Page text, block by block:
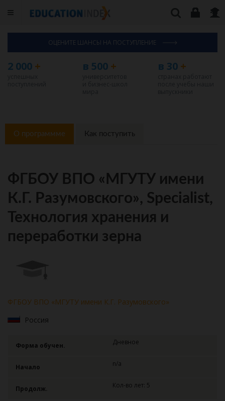
ОЦЕНИТЕ ШАНСЫ НА ПОСТУПЛЕНИЕ
2 000 + в 500 + в 30+
О программме Как поступить
ФГБОУ ВПО «МГУТУ имени
К.Г. Разумовского», Specialist,
Технология хранения и
переработки зерна
ФГБОУ ВПО «МГУТУ имени К.Г. Разумовского»
Россия
Форма обучен. Дневное
Начало n/a
Продолж. Кол-во лет: 5